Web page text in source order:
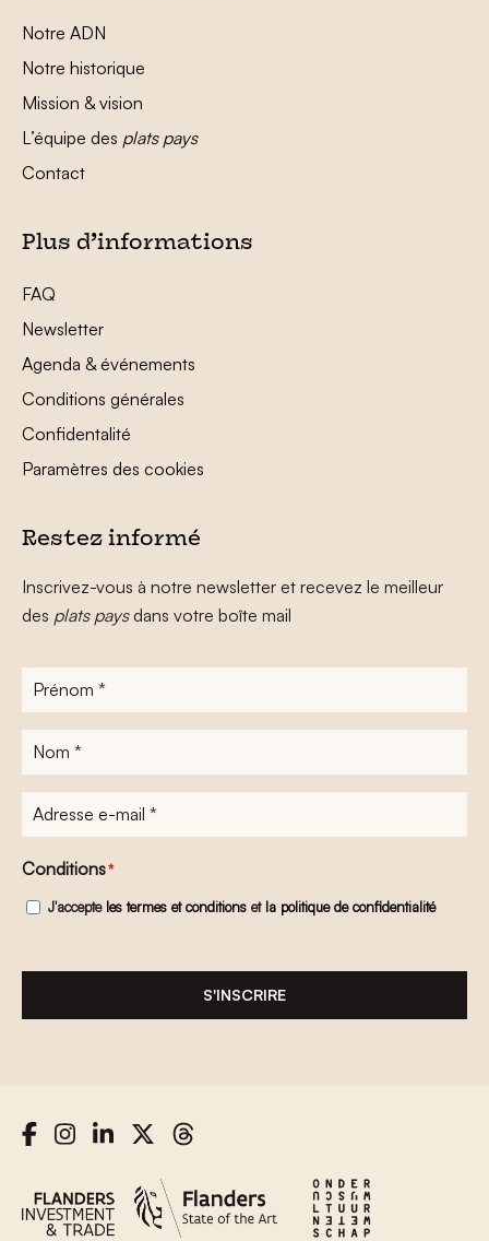
Notre ADN
Notre historique
Mission & vision
L’équipe des plats pays
Contact
Plus d’informations
FAQ
Newsletter
Agenda & événements
Conditions générales
Confidentalité
Paramètres des cookies
Restez informé
Inscrivez-vous à notre newsletter et recevez le meilleur
des plats paysdans votre boîte mail
Prénom
Nom
Adresse
e-
mail*
Conditions*
J'accepte les termes et conditions et la politique de confidentialité
S'INSCRIRE